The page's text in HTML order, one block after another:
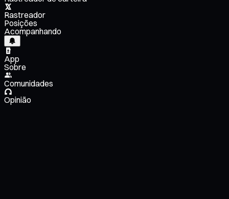
Rastreador
Posições
Acompanhando
App
Sobre
Comunidades
Opinião